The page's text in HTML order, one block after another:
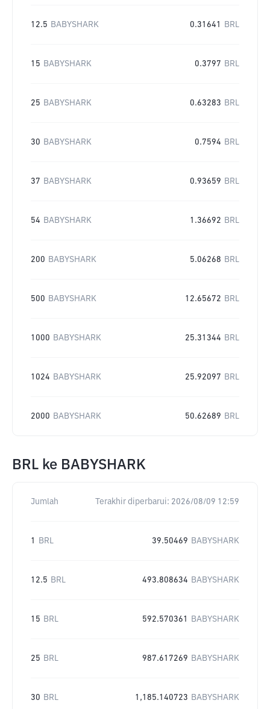
12.5 BABYSHARK 0.31641 BRL
15 BABYSHARK 0.3797 BRL
25 BABYSHARK 0.63283 BRL
30 BABYSHARK 0.7594 BRL
37 BABYSHARK 0.93659 BRL
54 BABYSHARK 1.36692 BRL
200 BABYSHARK 5.06268 BRL
500 BABYSHARK 12.65672 BRL
1000 BABYSHARK 25.31344 BRL
1024 BABYSHARK 25.92097 BRL
2000 BABYSHARK 50.62689 BRL
BRL ke BABYSHARK
Jumlah Terakhir diperbarui: 2026/08/09 12:59
1 BRL 39.50469 BABYSHARK
12.5 BRL 493.808634 BABYSHARK
15 BRL 592.570361 BABYSHARK
25 BRL 987.617269 BABYSHARK
30 BRL 1,185.140723 BABYSHARK